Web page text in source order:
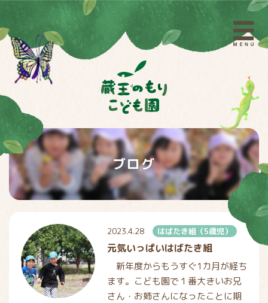
ブログ
2023.4.28 はばたき組（5歳児）
元気いっぱいはばたき組
新年度からもうすぐ1カ月が経ち
ます。こども園で１番大きいお兄
さん・お姉さんになったことに期